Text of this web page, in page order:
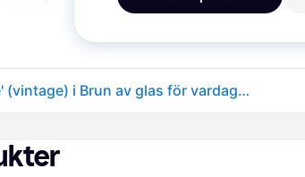
Lindby Pendellampa 'Enrique' (vintage) i Brun av glas för vardagsrum/matsal (4 lamor, E27) - Glas pendellampa, matbordslampa, hänglampa